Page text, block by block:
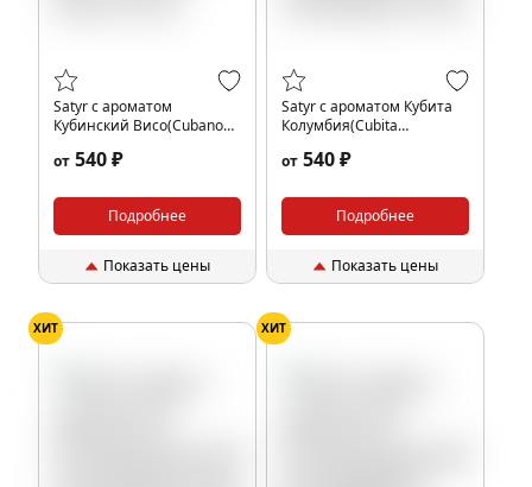
Satyr с ароматом
Кубинский Висо(Cubano
от 540 ₽
Подробнее
Показать цены
Satyr с ароматом Кубита
Колумбия(Cubita
от 540 ₽
Подробнее
Показать цены
ХИТ ХИТ